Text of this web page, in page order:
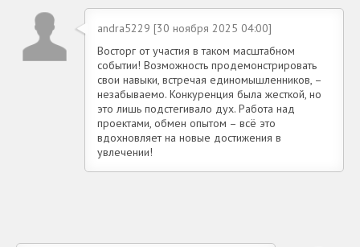
andra5229 [30 ноября 2025 04:00]
Восторг от участия в таком масштабном
событии! Возможность продемонстрировать
свои навыки, встречая единомышленников, –
незабываемо. Конкуренция была жесткой, но
это лишь подстегивало дух. Работа над
проектами, обмен опытом – всё это
вдохновляет на новые достижения в
увлечении!